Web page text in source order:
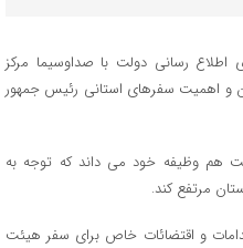
رسانی دولت با صداوسیما مرکز
و اهمیت سفرهای استانی رئیس جمهور
هم وظیفه خود می داند که توجه به
مرتفع کند.
و اقتضائات خاص برای سفر هیئت